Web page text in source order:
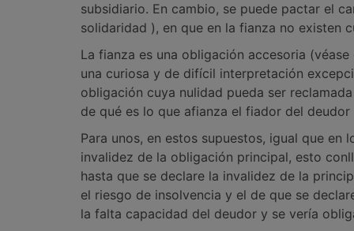
subsidiario. En cambio, se puede pactar el
solidaridad ), en que en la fianza no existen
La fianza es una obligación accesoria
una curiosa y de difícil interpretación
obligación cuya nulidad pueda ser
de qué es lo que afianza el fiador del
Para unos, en estos supuestos, igual que
invalidez de la obligación principal, esto
hasta que se declare la invalidez de la
el riesgo de insolvencia y el de que se
la falta capacidad del deudor y se vería